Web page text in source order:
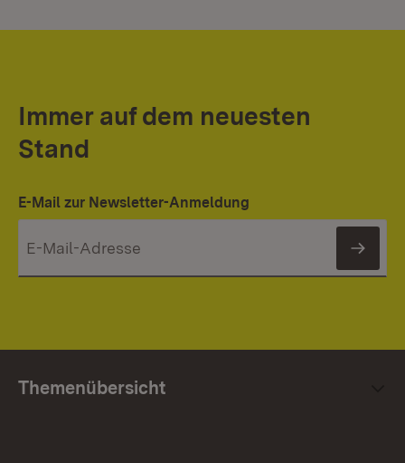
Immer auf dem neuesten
Stand
E-Mail zur Newsletter-Anmeldung
Themenübersicht